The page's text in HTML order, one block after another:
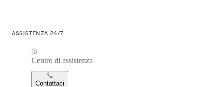
ASSISTENZA 24/7
Centro di assistenza
Contattaci